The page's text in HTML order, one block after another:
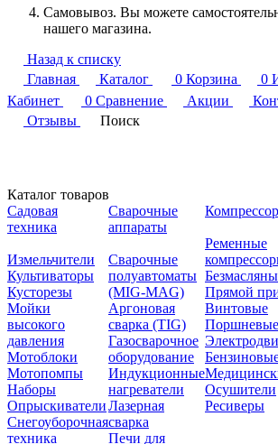
Самовывоз. Вы можете
нашего магазина.
Назад к списку
Главная
Каталог 0 Корзина 0
Кабинет
0 Сравнение Акции
Отзывы
Поиск
Каталог товаров
Садовая
техника
Измельчители
Культиваторы
Кусторезы
Мойки
высокого
давления
Мотоблоки
Мотопомпы
Наборы
Опрыскиватели
Снегоуборочная
техника
Сварочные
аппараты
Сварочные
полуавтоматы
(MIG-MAG)
Аргоновая
сварка (TIG)
Газосварочное
оборудование
Индукционные
нагреватели
Лазерная
сварка
Печи для
Ременные
Прямой
Винтовые
Осушители
Ресиверы